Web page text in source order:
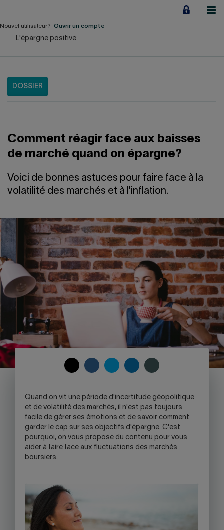
contenu
À propos
LIENS RAPIDES
Nous joindre Salle de presse
English
Nouvel utilisateur? Ouvrir un compte
L'épargne positive
DOSSIER
Comment réagir face aux baisses
de marché quand on épargne?
Voici de bonnes astuces pour faire face à la
volatilité des marchés et à l'inflation.
COPYSHARESHARESHARESHARE
-
WARNING,
THIS
LINK
WILL
OPEN
Quand on vit une période d'incertitude géopolitique
et de volatilité des marchés, il n'est pas toujours
facile de gérer ses émotions et de savoir comment
garder le cap sur ses objectifs d'épargne. C'est
pourquoi, on vous propose du contenu pour vous
aider à faire face aux fluctuations des marchés
boursiers.